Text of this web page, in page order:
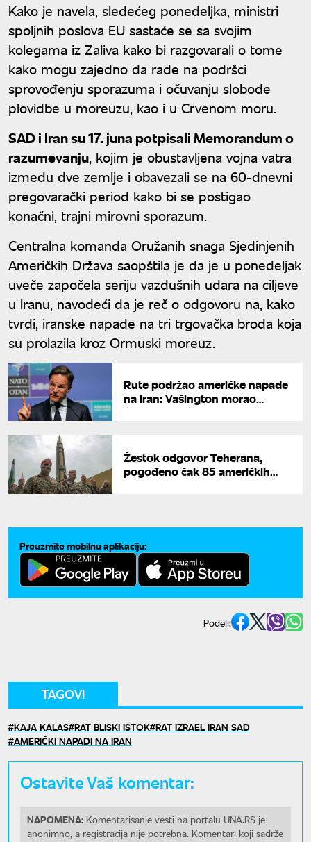
Kako je navela, sledećeg ponedeljka, ministri
spoljnih poslova EU sastaće se sa svojim
kolegama iz Zaliva kako bi razgovarali o tome
kako mogu zajedno da rade na podršci
sprovođenju sporazuma i očuvanju slobode
plovidbe u moreuzu, kao i u Crvenom moru.
SAD i Iran su 17. juna potpisali Memorandum o
razumevanju, kojim je obustavljena vojna vatra
između dve zemlje i obavezali se na 60-dnevni
pregovarački period kako bi se postigao
konačni, trajni mirovni sporazum.
Centralna komanda Oružanih snaga Sjedinjenih
Američkih Država saopštila je da je u ponedeljak
uveče započela seriju vazdušnih udara na ciljeve
u Iranu, navodeći da je reč o odgovoru na, kako
tvrdi, iranske napade na tri trgovačka broda koja
su prolazila kroz Ormuski moreuz.
Rute podržao američke napade
na Iran: Vašington morao
Žestok odgovor Teherana,
pogođeno čak 85 američkih
Preuzmite mobilnu aplikaciju:
Podeli:
TAGOVI
KAJA KALAS RAT BLISKI ISTOK RAT IZRAEL IRAN SAD
AMERIČKI NAPADI NA IRAN
Ostavite Vaš komentar:
NAPOMENA: Komentarisanje vesti na portalu UNA.RS je
anonimno, a registracija nije potrebna. Komentari koji sadrže